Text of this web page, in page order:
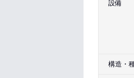
設備
構造・